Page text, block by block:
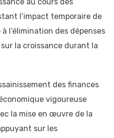
l’impact temporaire de
l’élimination des dépenses
la croissance durant la
des finances
vigoureuse
la mise en œuvre de la
sur les